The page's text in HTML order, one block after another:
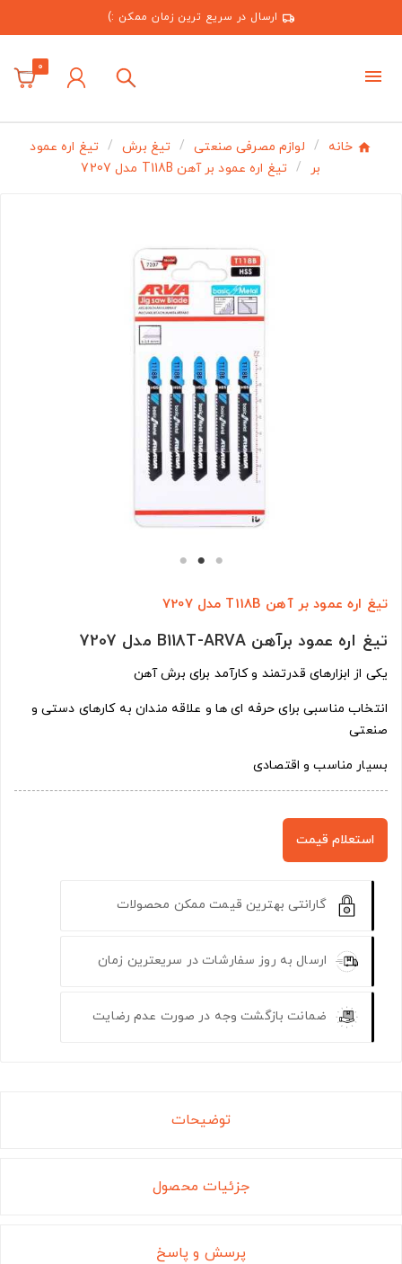
ارسال در سریع ترین زمان ممکن :)
0
خانه لوازم مصرفی صنعتی تیغ برش
تیغ اره عمود
بر
تیغ اره عمود بر آهن T118B مدل 7207
تیغ اره عمود بر آهن T118B مدل 7207
تيغ اره عمود برآهن B118T-ARVA مدل 7207
یکی از ابزارهای قدرتمند و کارآمد برای برش آهن
انتخاب مناسبی برای حرفه ای ها و علاقه مندان به کارهای دستی و
صنعتی
بسیار مناسب و اقتصادی
استعلام قیمت
گارانتی بهترین قیمت ممکن محصولات
ارسال به روز سفارشات در سریعترین زمان
ضمانت بازگشت وجه در صورت عدم رضایت
توضیحات
جزئیات محصول
پرسش و پاسخ